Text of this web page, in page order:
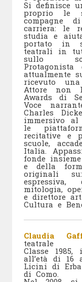
Si definisce
proprio le
compagne
carriera: le
studia e
portato in
teatrali in
sullo
attualmente
ricevuto
Attore non
Awards di
Voce
Charles
immersivo
le
recitative e
scuole,
Italia.
fonde
e della
originali
mitologia,
e direttore
Cultura e
Claudia
teatrale
Classe
all’età di 16
Licini di
di Como.